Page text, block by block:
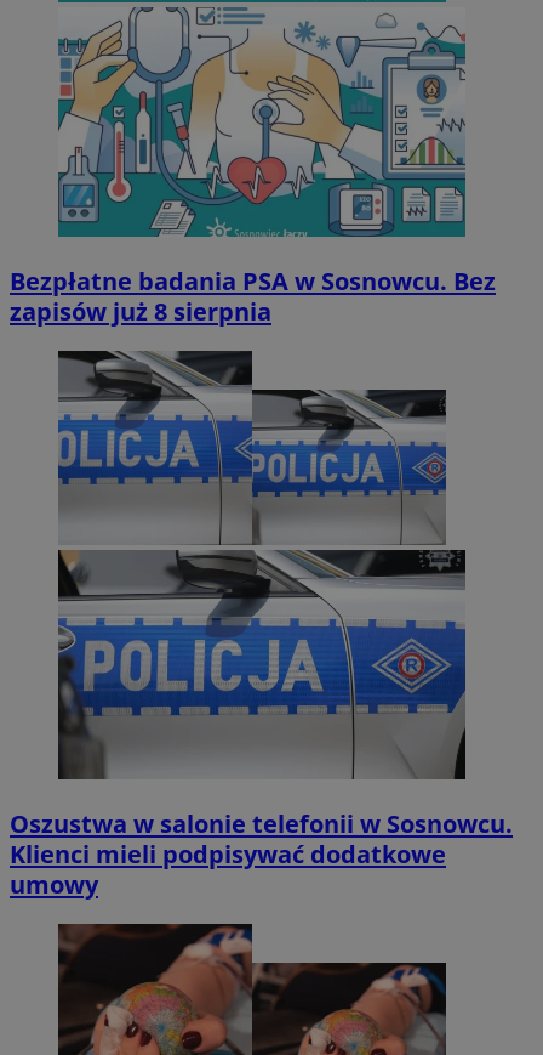
Bezpłatne badania PSA w Sosnowcu. Bez
zapisów już 8 sierpnia
Oszustwa w salonie telefonii w Sosnowcu.
Klienci mieli podpisywać dodatkowe
umowy